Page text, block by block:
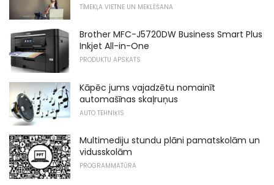
TĪMEKĻA VIETNE UN MEKLĒŠANA
Brother MFC-J5720DW Business Smart Plus
Inkjet All-in-One
PRODUKTU APSKATS
Kāpēc jums vajadzētu nomainīt
automašīnas skaļruņus
AUTO TEHNIĶIS
Multimediju stundu plāni pamatskolām un
vidusskolām
PROGRAMMATŪRA